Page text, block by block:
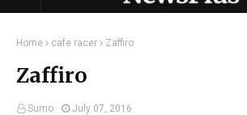
Home cafe racer Zaffiro
Zaffiro
Sumo July 07, 2016